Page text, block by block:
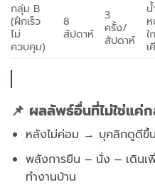
กลุ่ม B
(ฝึกเร็ว
ไม่
ควบคุม)
8
สัปดาห์
3
ครั้ง/
สัปดาห์
น้
ใ
📌 ผลลัพธ์อื่นที่ไม่ใช่แค่ก
หลังไม่ค่อม → บุคลิกดูดีขึ้
พลังการยืน – นั่ง – เดินเ
ทำงานบ้าน